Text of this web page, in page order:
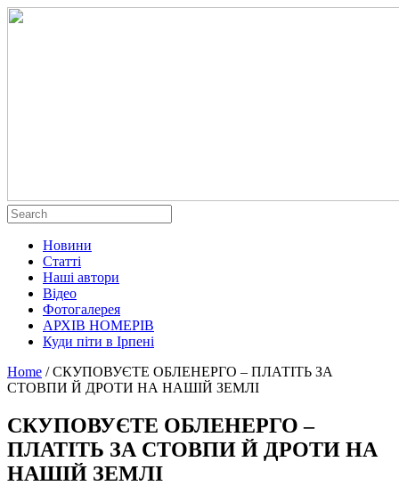
Новини
Статті
Наші автори
Відео
Фотогалерея
АРХІВ НОМЕРІВ
Куди піти в Ірпені
Home / СКУПОВУЄТЕ ОБЛЕНЕРГО – ПЛАТІТЬ ЗА
СТОВПИ Й ДРОТИ НА НАШІЙ ЗЕМЛІ
СКУПОВУЄТЕ ОБЛЕНЕРГО –
ПЛАТІТЬ ЗА СТОВПИ Й ДРОТИ НА
НАШІЙ ЗЕМЛІ